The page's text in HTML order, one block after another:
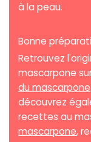
à la peau.
Bonne
Retrouvez
mascarpone
du mascarpone
découvrez
recettes au
mascarpone,